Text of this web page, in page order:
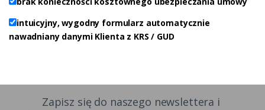
intuicyjny, wygodny formularz automatycznie
nawadniany danymi Klienta z KRS / GUD
Zapisz się do naszego newslettera i